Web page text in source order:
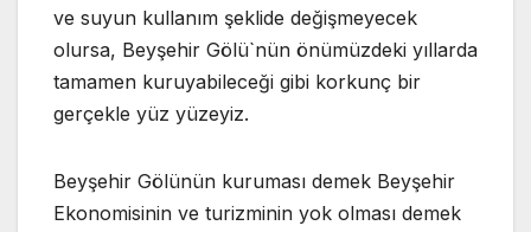
ve suyun kullanım şeklide değişmeyecek
olursa, Beyşehir Gölü`nün önümüzdeki yıllarda
tamamen kuruyabileceği gibi korkunç bir
gerçekle yüz yüzeyiz.
Beyşehir Gölünün kuruması demek Beyşehir
Ekonomisinin ve turizminin yok olması demek